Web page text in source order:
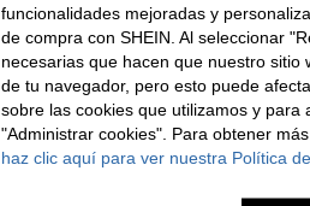
Ver Más Reseñas
funcionalidades mejoradas y
de compra con SHEIN. Al seleccionar
necesarias que hacen que nuestro
de tu navegador, pero esto puede
sobre las cookies que utilizamos y para
"Administrar cookies". Para obtener
haz clic aquí para ver nuestra Política